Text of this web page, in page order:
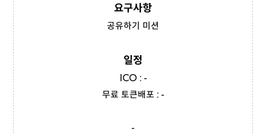
요구사항
공유하기 미션
일정
ICO : -
무료 토큰배포 : -
-